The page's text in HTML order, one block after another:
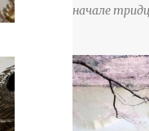
случае
отражение,
искристости
начале
был глубоко
красотой
мастеров.